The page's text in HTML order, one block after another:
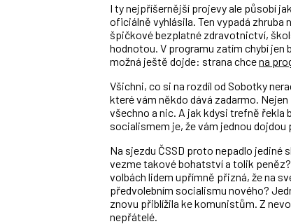
I ty nejpříšernější projevy ale působí
oficiálně vyhlásila. Ten vypadá
špičkové bezplatné zdravotnictví,
hodnotou. V programu zatím chybí jen
možná ještě dojde: strana chcena
Všichni, co si na rozdíl od Sobotky
které vám někdo dává zadarmo.
všechno a nic. A jak kdysi trefně řekla
socialismem je, že vám jednou dojdou
Na sjezdu ČSSD proto nepadlo jediné
vezme takové bohatství a tolik
volbách lidem upřímně přizná, že na
předvolebním socialismu nového?
znovu přiblížila ke komunistům. Z
nepřátelé.